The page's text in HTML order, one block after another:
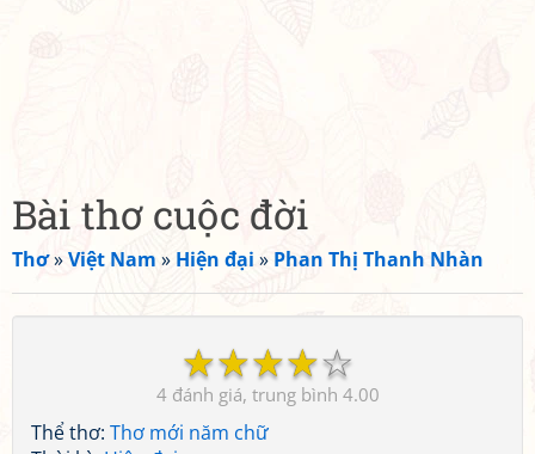
Bài thơ cuộc đời
Thơ»Việt Nam » Hiện đại » Phan Thị Thanh Nhàn
☆
☆
☆
☆
☆
4 4.00
Thể thơ: Thơ mới năm chữ